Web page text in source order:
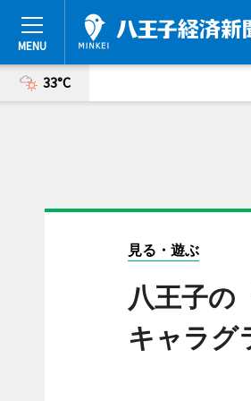
33°C
見る・遊ぶ
八王子の
キャラグ